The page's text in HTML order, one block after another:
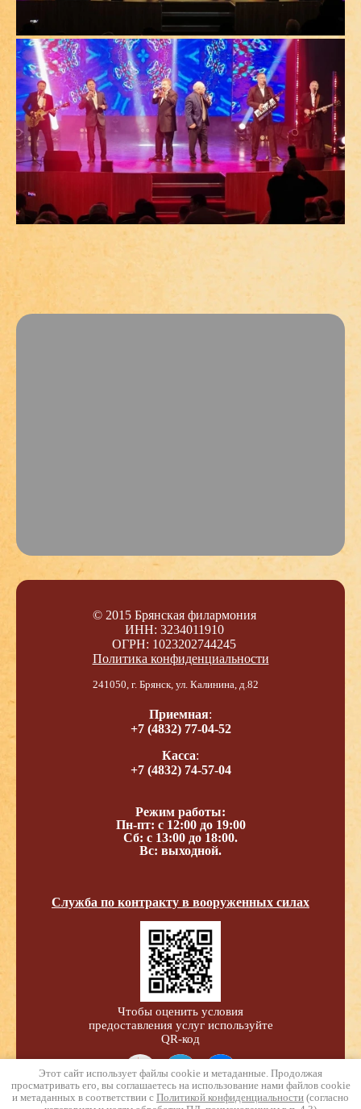
© 2015 Брянская филармония
ИНН: 3234011910
ОГРН: 1023202744245
Политика конфиденциальности
Этот сайт использует файлы cookie и метаданные. Продолжая
просматривать его, вы соглашаетесь на использование нами файлов cookie
и метаданных в соответствии с Политикой конфиденциальности (согласно
241050, г. Брянск, ул. Калинина, д.82
Приемная:
+7 (4832) 77-04-52
Касса:
+7 (4832) 74-57-04
Режим работы:
Пн-пт: с 12:00 до 19:00
Сб: с 13:00 до 18:00.
Вс: выходной.
Служба по контракту в вооруженных силах
Чтобы оценить условия
предоставления услуг используйте
QR-код